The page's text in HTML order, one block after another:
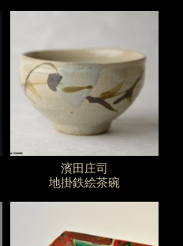
濱田庄司
地掛鉄絵茶碗